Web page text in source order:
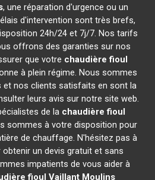
, une réparation d'urgence ou un
d'intervention sont très brefs,
24h/24 et 7j/7. Nos tarifs
offrons des garanties sur nos
que votre chaudière fioul
à plein régime. Nous sommes
et nos clients satisfaits en sont la
leurs avis sur notre site web.
de la chaudière fioul
sommes à votre disposition pour
de chauffage. N'hésitez pas à
un devis gratuit et sans
impatients de vous aider à
fioul Vaillant Moulins